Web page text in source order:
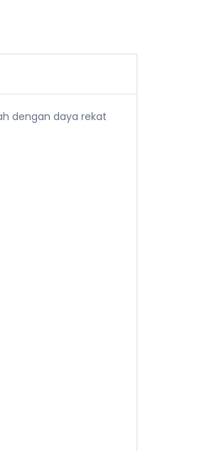
dengan daya rekat